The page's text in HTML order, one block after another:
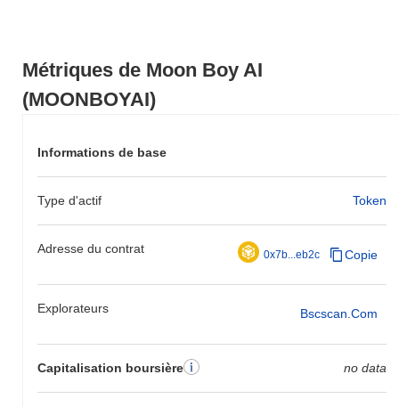
Métriques de Moon Boy AI
(MOONBOYAI)
Informations de base
Type d'actif Token
Adresse du contrat 0x7b...eb2c Copie
Explorateurs Bscscan.com
Capitalisation boursière no data